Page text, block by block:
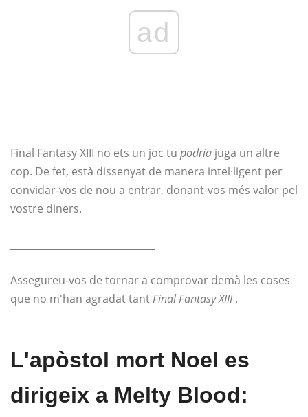
ad
Final Fantasy XIII no ets un joc tu podria juga un altre
cop. De fet, està dissenyat de manera intel·ligent per
convidar-vos de nou a entrar, donant-vos més valor pel
vostre diners.
Assegureu-vos de tornar a comprovar demà les coses
que no m'han agradat tantFinal Fantasy XIII.
L'apòstol mort Noel es
dirigeix ​​a Melty Blood: